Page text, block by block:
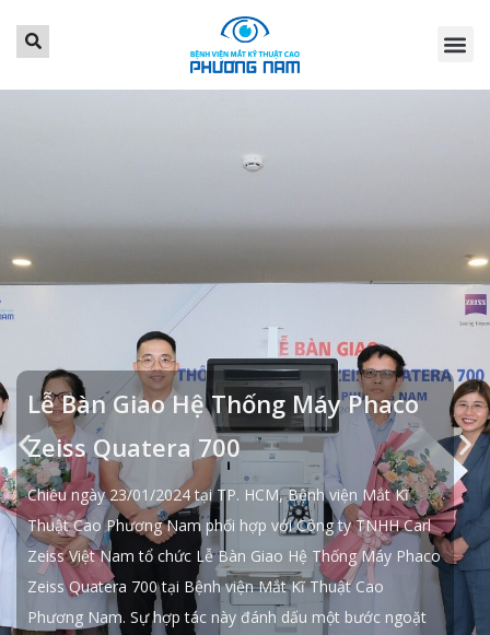
Lễ Bàn Giao Hệ Thống Máy Phaco
Zeiss Quatera 700
Chiều ngày 23/01/2024 tại TP. HCM, Bệnh viện Mắt Kĩ
Thuật Cao Phương Nam phối hợp với Công ty TNHH Carl
Zeiss Việt Nam tổ chức Lễ Bàn Giao Hệ Thống Máy Phaco
Zeiss Quatera 700 tại Bệnh viện Mắt Kĩ Thuật Cao
Phương Nam. Sự hợp tác này đánh dấu một bước ngoặt